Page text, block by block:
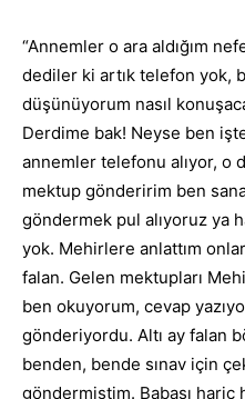
“Annemler o ara aldığım
dediler ki artık telefon yok,
düşünüyorum nasıl
Derdime bak! Neyse ben
annemler telefonu alıyor, o
mektup gönderirim ben
göndermek pul alıyoruz ya
yok. Mehirlere anlattım
falan. Gelen mektupları
ben okuyorum, cevap
gönderiyordu. Altı ay falan
benden, bende sınav için
göndermiştim. Babası